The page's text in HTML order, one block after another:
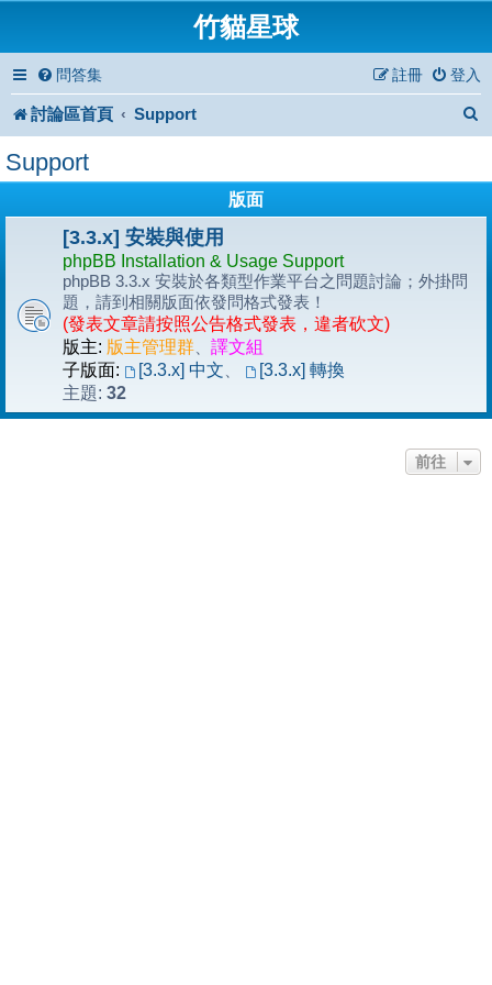
竹貓星球
問答集 登入
註冊
討論區首頁 Support
Support
版面
[3.3.x] 安裝與使用
phpBB Installation & Usage Support
phpBB 3.3.x 安裝於各類型作業平台之問題討論；外掛問
題，請到相關版面依發問格式發表！
(發表文章請按照公告格式發表，違者砍文)
版主: 版主管理群
譯文組
子版面:
[3.3.x] 中文
[3.3.x] 轉換
主題: 32
前往